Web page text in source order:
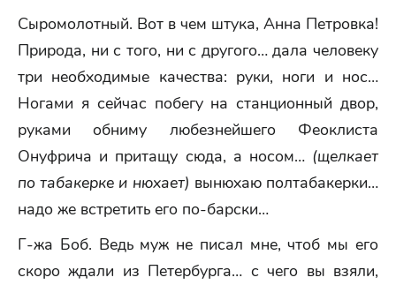
Сыромолотный. Вот в чем штука, Анна Петровка!
Природа, ни с того, ни с другого… дала человеку
три необходимые качества: руки, ноги и нос…
Ногами я сейчас побегу на станционный двор,
руками обниму любезнейшего Феоклиста
Онуфрича и притащу сюда, а носом… (щелкает
по табакерке и нюхает) вынюхаю полтабакерки…
надо же встретить его по-барски…
Г-жа Боб. Ведь муж не писал мне, чтоб мы его
скоро ждали из Петербурга… с чего вы взяли,